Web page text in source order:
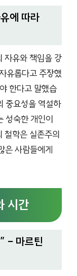
에 따라
자유와 책임을 강
유롭다고 주장했
한다고 말했습
중요성을 역설하
성숙한 개인이
철학은 실존주의
은 사람들에게
시간
” – 마르틴